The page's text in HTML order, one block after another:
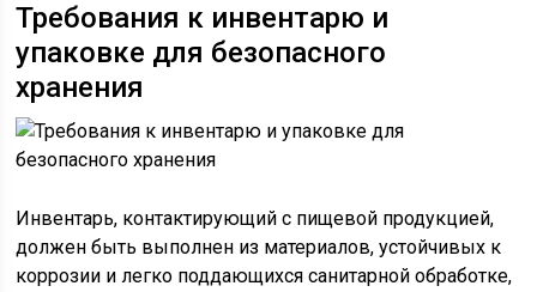
Требования к инвентарю и
упаковке для безопасного
хранения
Инвентарь, контактирующий с пищевой продукцией,
должен быть выполнен из материалов, устойчивых к
коррозии и легко поддающихся санитарной обработке,